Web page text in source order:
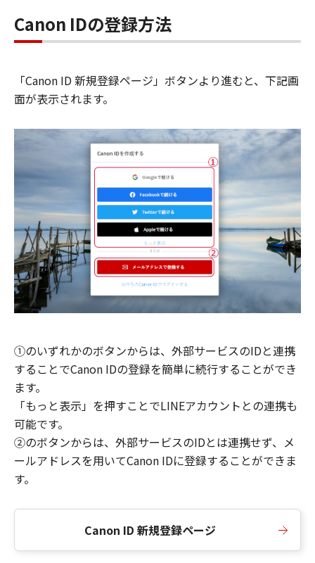
Canon IDの登録方法
「Canon ID 新規登録ページ」ボタンより進むと、下記画
面が表示されます。
①のいずれかのボタンからは、外部サービスのIDと連携
することでCanon IDの登録を簡単に続行することができ
ます。
「もっと表示」を押すことでLINEアカウントとの連携も
可能です。
②のボタンからは、外部サービスのIDとは連携せず、メ
ールアドレスを用いてCanon IDに登録することができま
す。
Canon ID 新規登録ページ